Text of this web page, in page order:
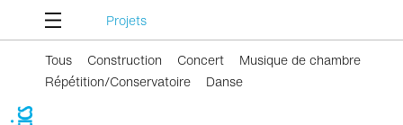
Projets
Tous Construction Concert
Musique de chambre
Répétition/Conservatoire
Danse